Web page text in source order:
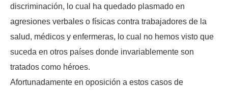
discriminación, lo cual ha quedado plasmado en
agresiones verbales o físicas contra trabajadores de la
salud, médicos y enfermeras, lo cual no hemos visto que
suceda en otros países donde invariablemente son
tratados como héroes.
Afortunadamente en oposición a estos casos de